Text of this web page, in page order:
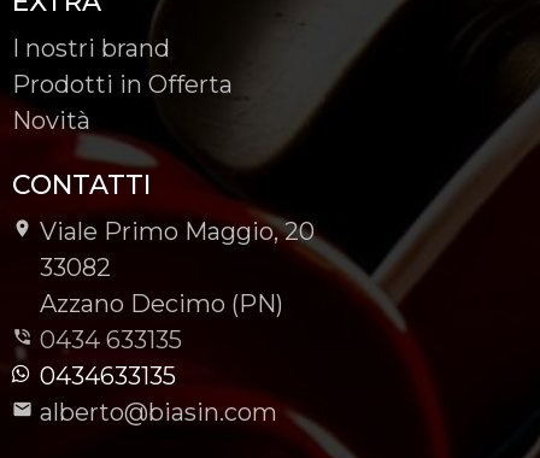
I nostri brand
Prodotti in Offerta
Novità
CONTATTI
Viale Primo Maggio, 20
-
33082
-
Azzano Decimo (PN)
0434 633135
0434633135
alberto@biasin.com